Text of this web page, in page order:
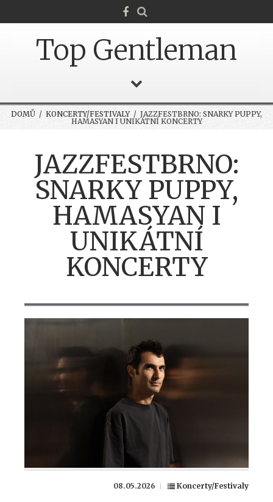
Top Gentleman
DOMŮ / KONCERTY/FESTIVALY/ JAZZFESTBRNO: SNARKY PUPPY,
HAMASYAN I UNIKÁTNÍ KONCERTY
JAZZFESTBRNO:
SNARKY PUPPY,
HAMASYAN I
UNIKÁTNÍ
KONCERTY
08.05.2026 Koncerty/Festivaly